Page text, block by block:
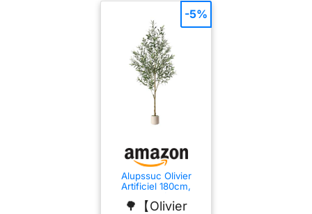
Alupssuc Olivier
Artificiel 180cm,
Interieur Exterieur
🌳【Olivier
-5%